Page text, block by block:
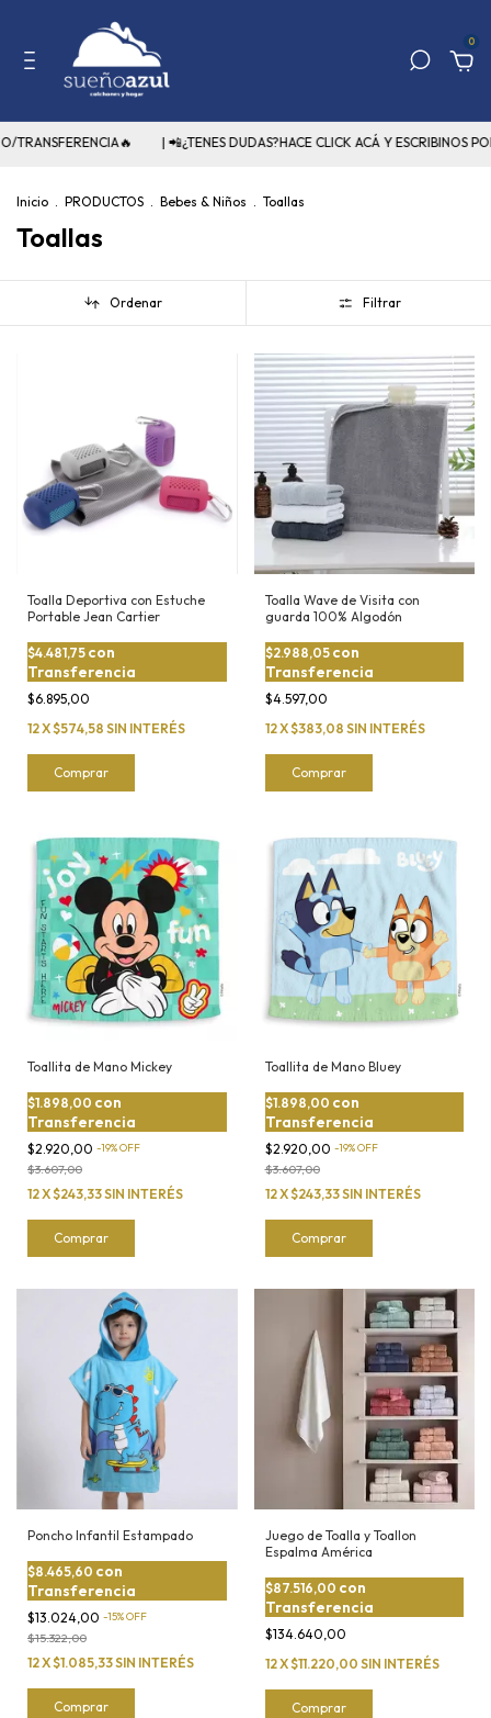
0
| 📲¿TENES DUDAS?HACE CLICK ACÁ Y ESCRIBINOS POR
Inicio . PRODUCTOS . Bebes & Niños . Toallas
Toallas
Ordenar Filtrar
Toalla Deportiva con Estuche
Portable Jean Cartier
$6.895,00
$4.481,75 con
Transferencia
12X$574,58 SIN INTERÉS
Comprar
Toalla Wave de Visita con
guarda 100% Algodón
$4.597,00
$2.988,05 con
Transferencia
12X$383,08 SIN INTERÉS
Comprar
Toallita de Mano Mickey
$2.920,00 -19%OFF
$3.607,00
$1.898,00 con
Transferencia
12X$243,33SIN INTERÉS
Toallita de Mano Bluey
$2.920,00 -19%OFF
$3.607,00
$1.898,00 con
Transferencia
12X$243,33SIN INTERÉS
Poncho Infantil Estampado
$13.024,00 -15%OFF
$15.322,00
$8.465,60 con
Transferencia
12X$1.085,33SIN INTERÉS
Comprar
Juego de Toalla y Toallon
Espalma América
$134.640,00
$87.516,00 con
Transferencia
12X$11.220,00 SIN INTERÉS
Comprar